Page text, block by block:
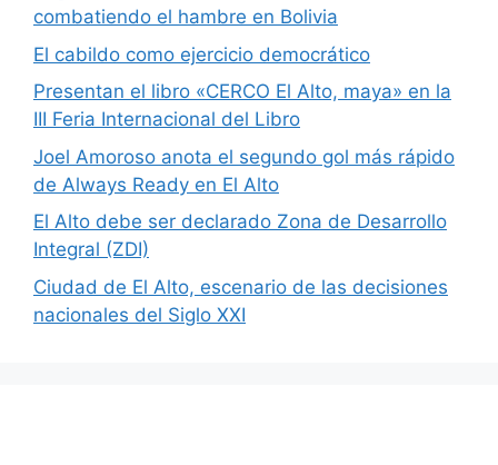
combatiendo el hambre en Bolivia
El cabildo como ejercicio democrático
Presentan el libro «CERCO El Alto, maya» en la
III Feria Internacional del Libro
Joel Amoroso anota el segundo gol más rápido
de Always Ready en El Alto
El Alto debe ser declarado Zona de Desarrollo
Integral (ZDI)
Ciudad de El Alto, escenario de las decisiones
nacionales del Siglo XXI